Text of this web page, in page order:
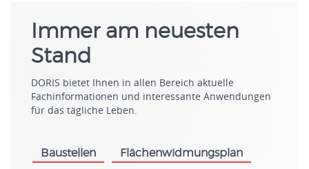
Immer am neuesten
Stand
DORIS bietet Ihnen in allen Bereich aktuelle
Fachinformationen und interessante Anwendungen
für das tägliche Leben.
Baustellen Flächenwidmungsplan